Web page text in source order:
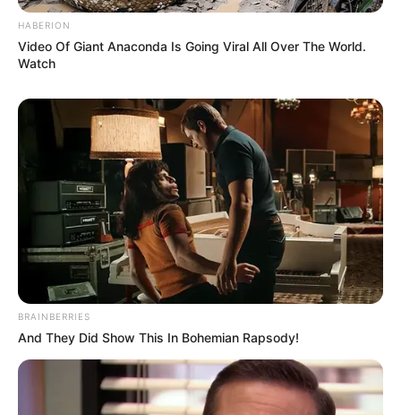
HABERION
Video Of Giant Anaconda Is Going Viral All Over The World.
Watch
BRAINBERRIES
And They Did Show This In Bohemian Rapsody!